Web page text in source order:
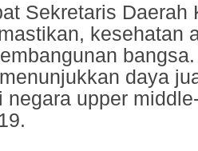
Sekretaris Daerah
kesehatan
daya
negara upper